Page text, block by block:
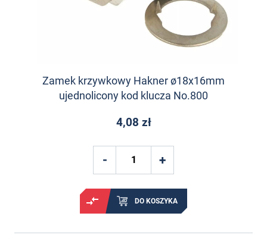
Zamek krzywkowy Hakner ø18x16mm
ujednolicony kod klucza No.800
4,08 zł
DO KOSZYKA